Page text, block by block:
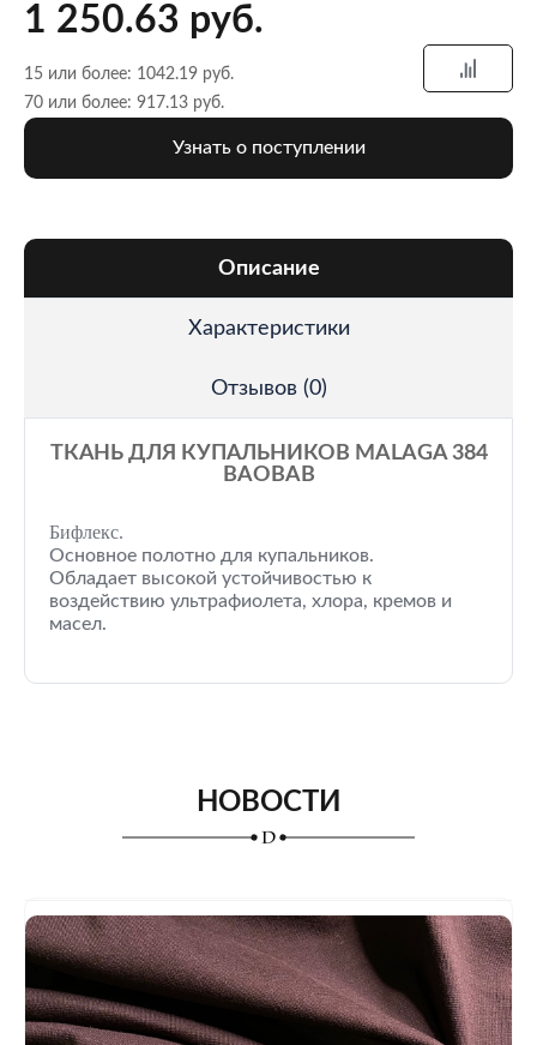
1 250.63 руб.
15 или более: 1042.19 руб.
70 или более: 917.13 руб.
Узнать о поступлении
Описание
Характеристики
Отзывов (0)
ТКАНЬ ДЛЯ КУПАЛЬНИКОВ MALAGA 384
BAOBAB
Бифлекс.
Основное полотно для купальников.
Обладает высокой устойчивостью к
воздействию ультрафиолета, хлора, кремов и
масел.
НОВОСТИ